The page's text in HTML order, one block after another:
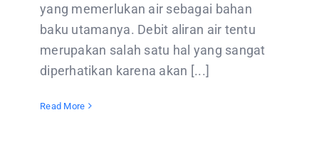
yang memerlukan air sebagai bahan
baku utamanya. Debit aliran air tentu
merupakan salah satu hal yang sangat
diperhatikan karena akan [...]
Read More